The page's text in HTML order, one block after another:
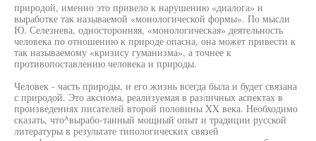
природой, именно это привело к нарушению «диалога» и
выработке так называемой «монологической формы». По мысли
Ю. Селезнева, односторонняя, «монологическая» деятельность
человека по отношению к природе опасна, она может привести к
так называемому «кризису гуманизма», а точнее к
противопоставлению человека и природы.
Человек - часть природы, и его жизнь всегда была и будет связана
с природой. Это аксиома, реализуемая в различных аспектах в
произведениях писателей второй половины XX века. Необходимо
сказать, что^вырабо-танный мощный опыт и традиции русской
литературы в результате типологических связей